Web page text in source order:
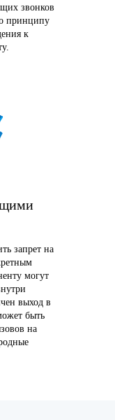
звонков
принципу
к
запрет на
могут
выход в
быть
на